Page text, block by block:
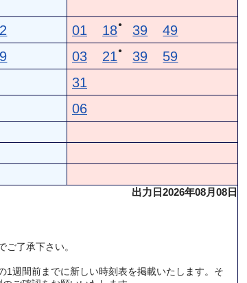
01 18● 39 49
03 21 ● 39 59
31
06
出力日2026年08月08日
了承下さい。
1週間前までに新しい時刻表を掲載いたします。そ